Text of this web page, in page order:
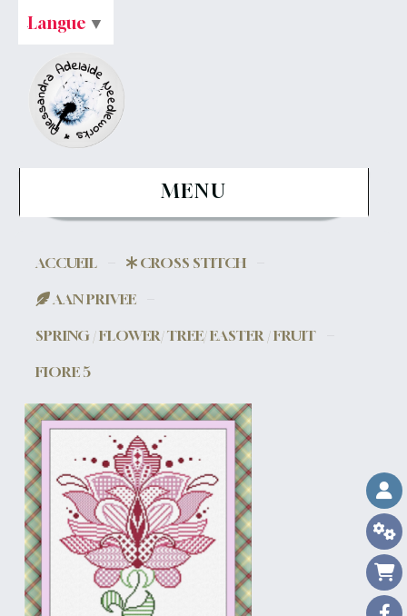
MENU
ACCUEIL
CROSS STITCH
AAN PRIVEE
SPRING / FLOWER/ TREE/ EASTER / FRUIT
FIORE 5
Langue ▼